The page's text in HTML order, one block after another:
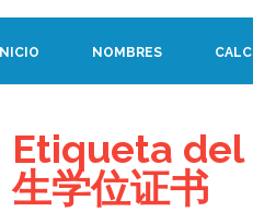
INICIO NOMBRES
Etiqueta del
生学位证书